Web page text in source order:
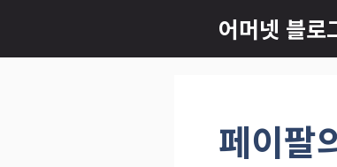
츠
어머넷 블로
페이팔